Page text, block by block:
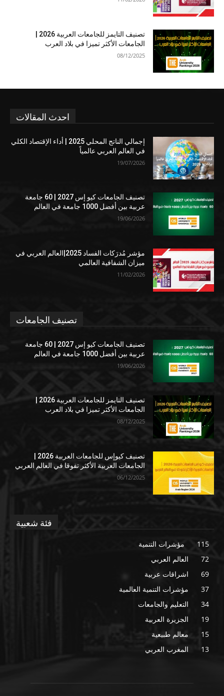
الجامعات الأكثر تميزا في بلاد العرب
08/12/2025
احدث المقالات
إجمالي الناتج المحلي 2025 | أداء الإقتصاد الكلي
في العالم العربي عالمياً
19/07/2026
تصنيف الجامعات كيو إس 2027 | 60 جامعة
عربية بين أفضل 1000 جامعة في العالم
19/06/2026
مؤشر مُدرَكات الفساد 2025|العالم العربي في
ميزان الشفافية العالمي
11/02/2026
تصنيف الجامعات
تصنيف الجامعات كيو إس 2027 | 60 جامعة
عربية بين أفضل 1000 جامعة في العالم
19/06/2026
الجامعات الأكثر تميزا في بلاد العرب
08/12/2025
الجامعات العربية الأكثر تفوقا في العالم العربي
06/12/2025
فئة شعبية
مؤشرات التنمية
115
العالم العربي
72
اشراقات عربية
69
مؤشرات التنمية العالمية
37
التعليم والجامعات
34
الجزيرة العربية
19
معالم طبيعية
15
المغرب العربي
13